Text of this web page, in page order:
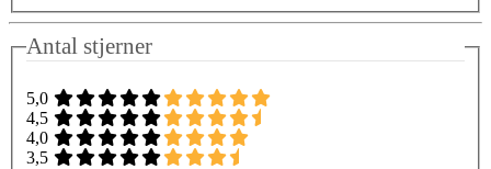
Antal stjerner
5,0
4,5
4,0
3,5